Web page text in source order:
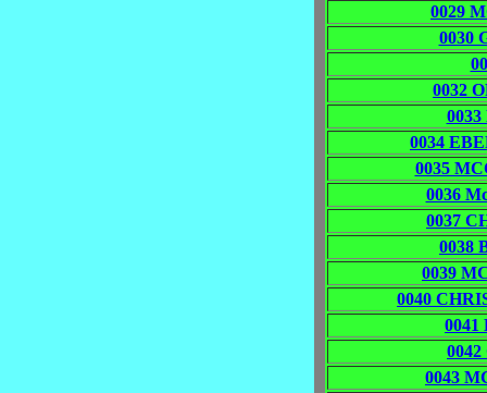
0029
0030
0032
0034
0035
0036
0037
0038
0039
0040
0043